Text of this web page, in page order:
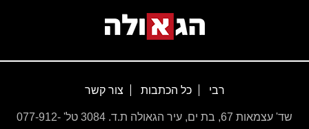
רבי כל הכתבות צור קשר
שד' עצמאות 67, בת ים, עיר הגאולה ת.ד. 3084 טל' 077-912-